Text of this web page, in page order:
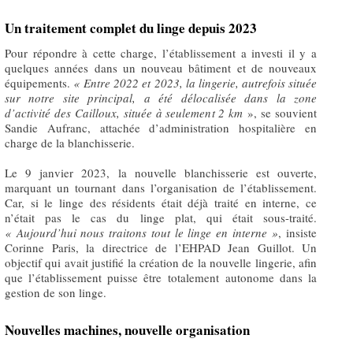
Un traitement complet du linge depuis 2023
Pour répondre à cette charge, l’établissement a investi il y a
quelques années dans un nouveau bâtiment et de nouveaux
équipements. «Entre 2022 et 2023, la lingerie, autrefois située
sur notre site principal, a été délocalisée dans la zone
d’activité des Cailloux, située à seulement 2 km », se souvient
Sandie Aufranc, attachée d’administration hospitalière en
charge de la blanchisserie.
Le 9 janvier 2023, la nouvelle blanchisserie est ouverte,
marquant un tournant dans l’organisation de l’établissement.
Car, si le linge des résidents était déjà traité en interne, ce
n’était pas le cas du linge plat, qui était sous-traité.
«Aujourd’hui nous traitons tout le linge en interne », insiste
Corinne Paris, la directrice de l’EHPAD Jean Guillot. Un
objectif qui avait justifié la création de la nouvelle lingerie, afin
que l’établissement puisse être totalement autonome dans la
gestion de son linge.
Nouvelles machines, nouvelle organisation